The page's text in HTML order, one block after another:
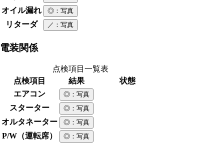
オイル漏れ ◎ ：写真
リターダ ／ ：写真
電装関係
点検項目一覧表
点検項目
結果
状態
エアコン
◎ ：写真
スターター ◎ ：写真
オルタネーター ◎ ：写真
P/W（運転席） ◎ ：写真